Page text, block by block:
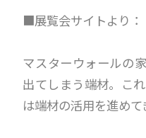
■展覧会サイトより：
マスターウォールの
出てしまう端材。こ
は端材の活用を進めて